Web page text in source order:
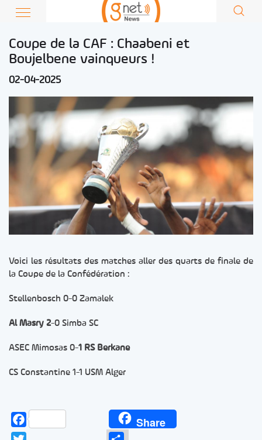
Coupe de la CAF : Chaabeni et
Boujelbene vainqueurs !
02-04-2025
Voici les résultats des matches aller des quarts de finale de
la Coupe de la Confédération :
Stellenbosch 0-0 Zamalek
Al Masry 2-0 Simba SC
ASEC Mimosas 0-1 RS Berkane
CS Constantine 1-1 USM Alger
Facebook Share